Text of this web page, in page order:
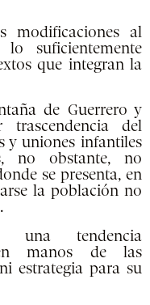
modificaciones al
suficientemente
que integran la
de Guerrero y
del
y uniones infantiles
no obstante, no
se presenta, en
la población no
una tendencia
manos de las
estrategia para su